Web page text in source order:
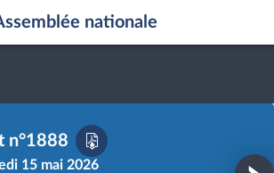
nationale
n°1888
15 mai 2026